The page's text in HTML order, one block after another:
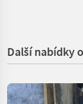
Další nabídky